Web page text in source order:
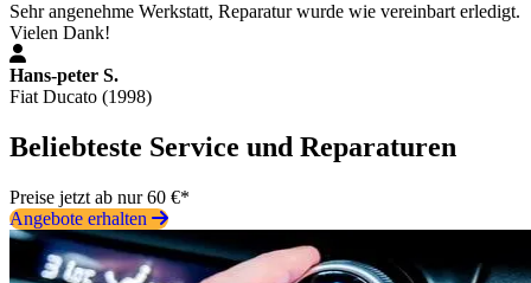
Sehr angenehme Werkstatt, Reparatur wurde wie vereinbart erledigt.
Vielen Dank!
Hans-peter S.
Fiat Ducato (1998)
Beliebteste Service und Reparaturen
Preise jetzt ab nur 60 €*
Angebote erhalten